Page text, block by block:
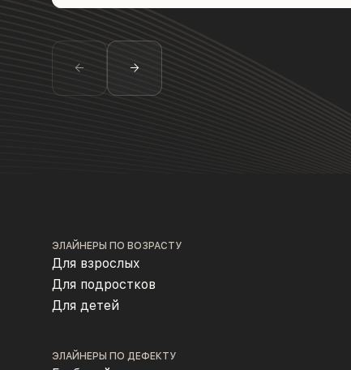
ЭЛАЙНЕРЫ ПО ВОЗРАСТУ
Для взрослых
Для подростков
Для детей
ЭЛАЙНЕРЫ ПО ДЕФЕКТУ